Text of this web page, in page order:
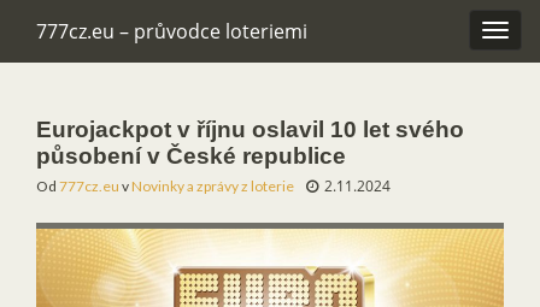
777cz.eu – průvodce loteriemi
Eurojackpot v říjnu oslavil 10 let svého
působení v České republice
Od 777cz.eu vNovinky a zprávy z loterie 2.11.2024